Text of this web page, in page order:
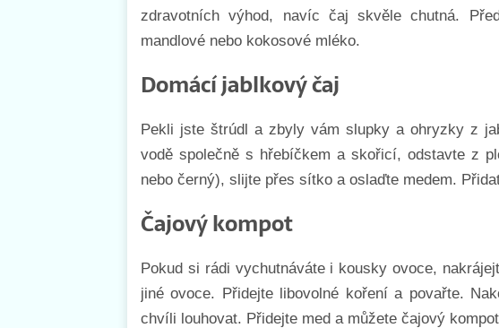
zdravotních výhod, navíc čaj skvěle chutná.
mandlové nebo kokosové mléko.
Domácí jablkový čaj
Pekli jste štrúdl a zbyly vám slupky a ohryzky z
vodě společně s hřebíčkem a skořicí, odstavte z
nebo černý), slijte přes sítko a oslaďte medem.
Čajový kompot
Pokud si rádi vychutnáváte i kousky ovoce,
jiné ovoce. Přidejte libovolné koření a povařte.
chvíli louhovat. Přidejte med a můžete čajový